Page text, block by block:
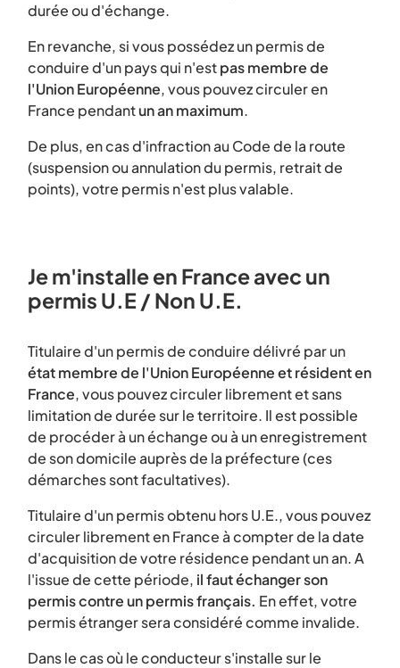
durée ou d'échange.
En revanche, si vous possédez un permis de
conduire d'un pays qui n'estpas membre de
l'Union Européenne, vous pouvez circuler en
France pendantun an maximum.
De plus, en cas d'infraction au Code de la route
(suspension ou annulation du permis, retrait de
points), votre permis n'est plus valable.
Je m'installe en France avec un
permis U.E / Non U.E.
Titulaire d'un permis de conduire délivré par un
état membre de l'Union Européenne et résident en
France, vous pouvez circuler librement et sans
limitation de durée sur le territoire. Il est possible
de procéder à un échange ou à un enregistrement
de son domicile auprès de la préfecture (ces
démarches sont facultatives).
Titulaire d'un permis obtenu hors U.E., vous pouvez
circuler librement en France à compter de la date
d'acquisition de votre résidence pendant un an. A
l'issue de cette période, il faut échanger son
permis contre un permis français. En effet, votre
permis étranger sera considéré comme invalide.
Dans le cas où le conducteur s'installe sur le